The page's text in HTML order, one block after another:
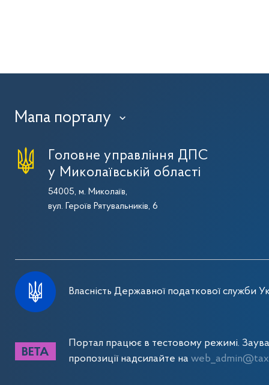
Мапа порталу ›
Головне управління ДПС
у Миколаївській області
54005, м. Миколаїв,
вул. Героїв Рятувальників, 6
Власність Державної податкової служби
Портал працює в тестовому режимі.
пропозиції надсилайте на